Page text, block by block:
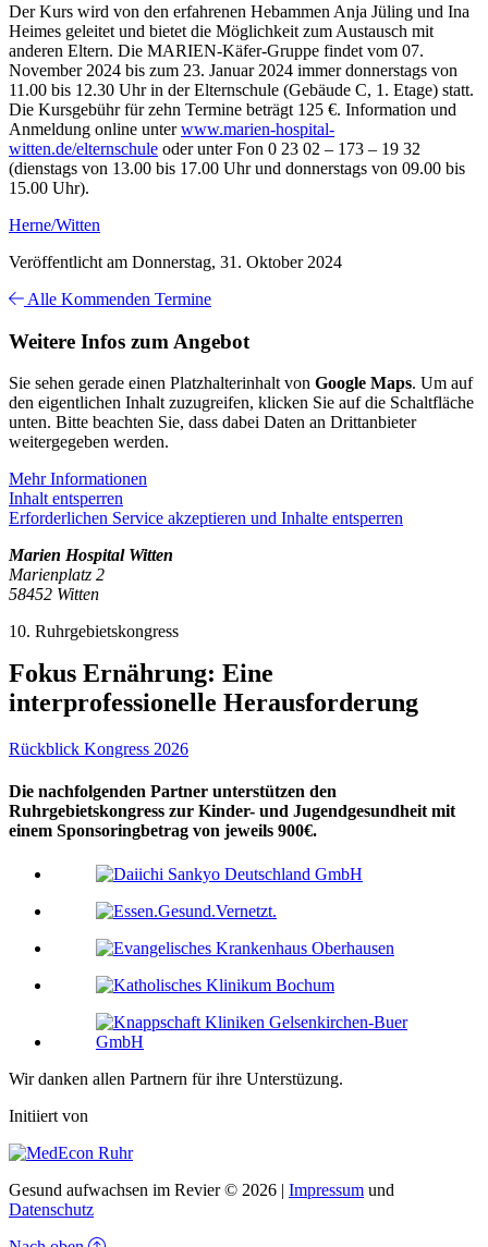
Der Kurs wird von den erfahrenen Hebammen Anja Jüling und Ina
Heimes geleitet und bietet die Möglichkeit zum Austausch mit
anderen Eltern. Die MARIEN-Käfer-Gruppe findet vom 07.
November 2024 bis zum 23. Januar 2024 immer donnerstags von
11.00 bis 12.30 Uhr in der Elternschule (Gebäude C, 1. Etage) statt.
Die Kursgebühr für zehn Termine beträgt 125 €. Information und
Anmeldung online unterwww.marien-hospital-
witten.de/elternschule oder unter Fon 0 23 02 – 173 – 19 32
(dienstags von 13.00 bis 17.00 Uhr und donnerstags von 09.00 bis
15.00 Uhr).
Herne/Witten
Veröffentlicht am Donnerstag, 31. Oktober 2024
Alle Kommenden Termine
Weitere Infos zum Angebot
Sie sehen gerade einen Platzhalterinhalt von Google Maps. Um auf
den eigentlichen Inhalt zuzugreifen, klicken Sie auf die Schaltfläche
unten. Bitte beachten Sie, dass dabei Daten an Drittanbieter
weitergegeben werden.
Mehr Informationen
Inhalt entsperren
Erforderlichen Service akzeptieren und Inhalte entsperren
Marien Hospital Witten
Marienplatz 2
58452 Witten
10. Ruhrgebietskongress
Fokus Ernährung: Eine
interprofessionelle Herausforderung
Rückblick Kongress 2026
Die nachfolgenden Partner unterstützen den
Ruhrgebietskongress zur Kinder- und Jugendgesundheit mit
einem Sponsoringbetrag von jeweils 900€.
Wir danken allen Partnern für ihre Unterstüzung.
Initiiert von
Gesund aufwachsen im Revier © 2026 | Impressum und
Datenschutz